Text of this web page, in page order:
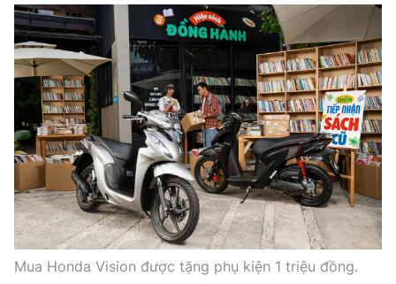
Review xe
Giới thiệu xe
Tư vấn
Ảnh
Ô tô
Xe máy
Cơ quan chủ quản: Bộ Xây dựng
Tổng biên tập:Nguyễn Thị Hồng Nga
Trưởng ban Ô tô - Xe máy:Nguyễn Tiến Mạnh
Mua Honda Vision được tặng phụ kiện 1 triệu đồng.